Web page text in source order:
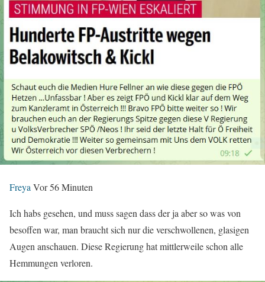
Freya Vor 56 Minuten
Ich habs gesehen, und muss sagen dass der ja aber so was von
besoffen war, man braucht sich nur die verschwollenen, glasigen
Augen anschauen. Diese Regierung hat mittlerweile schon alle
Hemmungen verloren.